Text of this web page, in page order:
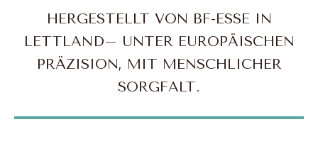
HERGESTELLT VON BF-ESSE IN
LETTLAND– UNTER EUROPÄISCHEN
PRÄZISION, MIT MENSCHLICHER
SORGFALT.